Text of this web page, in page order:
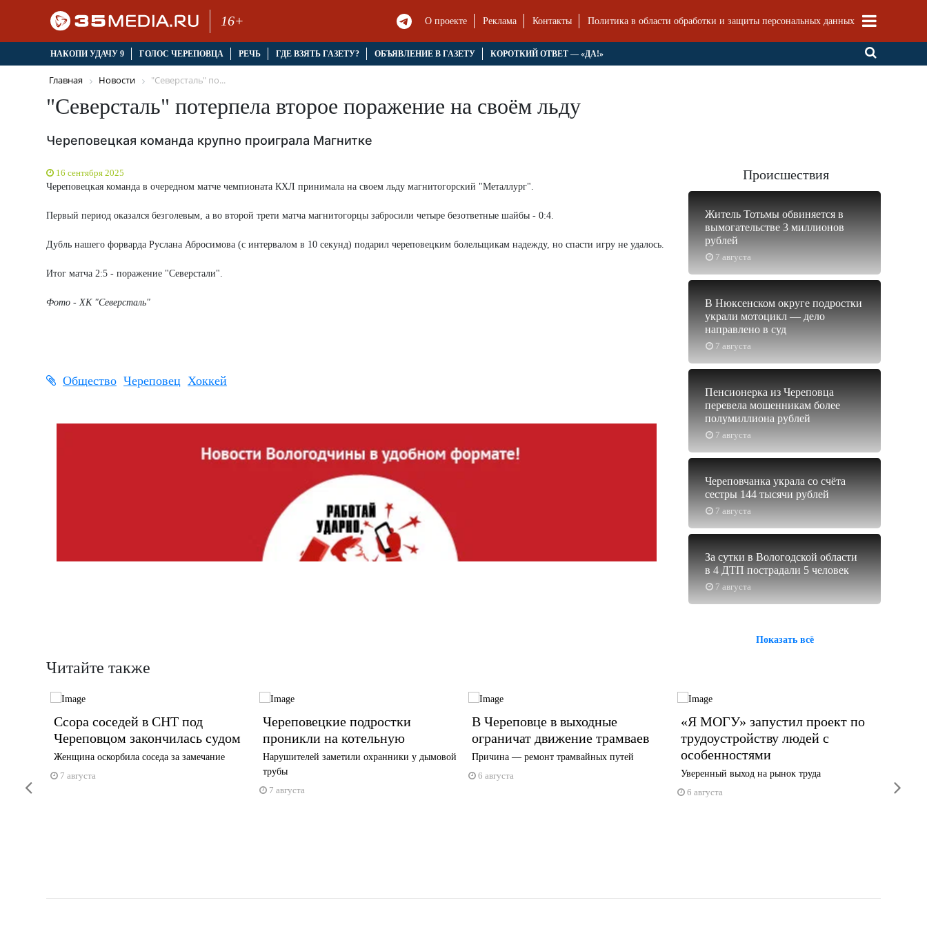
16+ О проекте Реклама Контакты Политика в области обработки и защиты персональных данных
НАКОПИ УДАЧУ 9 ГОЛОС ЧЕРЕПОВЦА РЕЧЬ ГДЕ ВЗЯТЬ ГАЗЕТУ? ОБЪЯВЛЕНИЕ В ГАЗЕТУ КОРОТКИЙ ОТВЕТ — «ДА!»
Главная Новости "Северсталь" по...
"Северсталь" потерпела второе поражение на своём льду
Череповецкая команда крупно проиграла Магнитке
16 сентября 2025
Череповецкая команда в очередном матче чемпионата КХЛ принимала на своем льду магнитогорский "Металлург".
Первый период оказался безголевым, а во второй трети матча магнитогорцы забросили четыре безответные шайбы - 0:4.
Дубль нашего форварда Руслана Абросимова (с интервалом в 10 секунд) подарил череповецким болельщикам надежду, но спасти игру не удалось.
Итог матча 2:5 - поражение "Северстали".
Фото - ХК "Северсталь"
Общество Череповец Хоккей
Происшествия
7 августа
Житель Тотьмы обвиняется в
вымогательстве 3 миллионов
рублей
7 августа
В Нюксенском округе подростки
украли мотоцикл — дело
направлено в суд
7 августа
Пенсионерка из Череповца
перевела мошенникам более
полумиллиона рублей
7 августа
Череповчанка украла со счёта
сестры 144 тысячи рублей
7 августа
За сутки в Вологодской области
в 4 ДТП пострадали 5 человек
Показать всё
Читайте также
Ссора соседей в СНТ под
Череповцом закончилась судом
Женщина оскорбила соседа за замечание
7 августа
Череповецкие подростки
проникли на котельную
Нарушителей заметили охранники у дымовой
трубы
7 августа
В Череповце в выходные
ограничат движение трамваев
Причина — ремонт трамвайных путей
6 августа
«Я МОГУ» запустил проект по
трудоустройству людей с
особенностями
Уверенный выход на рынок труда
6 августа